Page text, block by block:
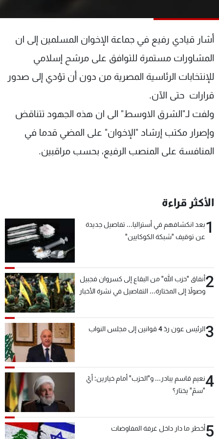
أشار قيادي رفيع في جماعة الإخوان المسلمين إلى ان
المشاورات مستمرة للتوافق على مرشح إسلامي
للإنتخابات الرئاسية المصرية من دون أن تؤدي إلى صدور
قرارات حتى الآن.
ولفت لـ"الشرق الاوسط" الى ان هذه الجهود تتناقض
وإصرار مكتب إرشاد "الإخوان" على المضي قدما في
المنافسة على المنصب الرفيع، بحسب مراقبين.
الأكثر قراءة
1بعد انكشافهم في أستراليا... تفاصيل جديدة
عن توقيف "شبكة الكوكايين"
2أنفاق "حزب الله" من البقاع إلى كسروان فجبيل
وصولاً إلى المختارة... التفاصيل في نشرة الأخبار
3الرئيس عون ردّ 4 قوانين إلى مجلس النواب
4نعيم قاسم يبادر... و"الحزب" أمام خيارين: أيّ
"سمّ" يختار؟
5أخطر ما دار داخل غرفة المفاوضات
عن MTV
لاعلاناتكم
وظائف
تواصل معنا
شروط الإسـتخدام